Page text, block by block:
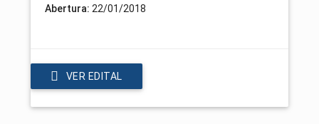
Abertura: 22/01/2018
VER EDITAL